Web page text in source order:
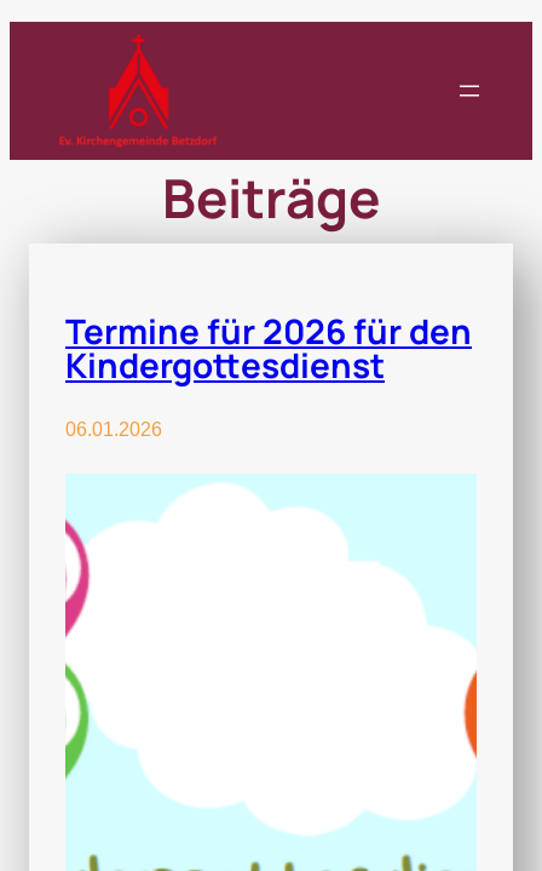
Beiträge
Termine für 2026 für den
Kindergottesdienst
06.01.2026